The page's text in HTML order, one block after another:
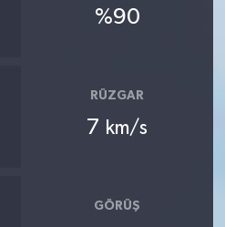
%90
RÜZGAR
7 km/s
GÖRÜŞ